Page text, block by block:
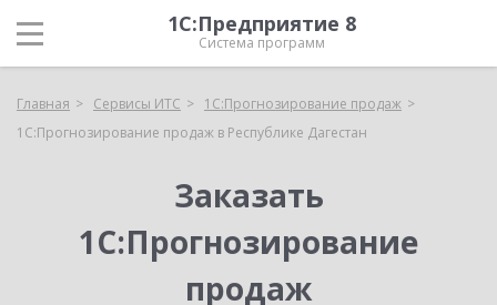
1С:Предприятие 8
Система программ
Главная Сервисы ИТС
1С:Прогнозирование продаж
1С:Прогнозирование продаж в Республике Дагестан
Заказать
1С:Прогнозирование
продаж